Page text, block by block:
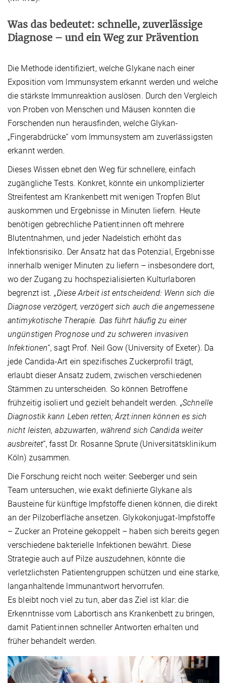
Was das bedeutet: schnelle, zuverlässige
Diagnose – und ein Weg zur Prävention
Die Methode identifiziert, welche Glykane nach einer
Exposition vom Immunsystem erkannt werden und welche
die stärkste Immunreaktion auslösen. Durch den Vergleich
von Proben von Menschen und Mäusen konnten die
Forschenden nun herausfinden, welche Glykan-
„Fingerabdrücke“ vom Immunsystem am zuverlässigsten
erkannt werden.
Dieses Wissen ebnet den Weg für schnellere, einfach
zugängliche Tests. Konkret, könnte ein unkomplizierter
Streifentest am Krankenbett mit wenigen Tropfen Blut
auskommen und Ergebnisse in Minuten liefern. Heute
benötigen gebrechliche Patient:innen oft mehrere
Blutentnahmen, und jeder Nadelstich erhöht das
Infektionsrisiko. Der Ansatz hat das Potenzial, Ergebnisse
innerhalb weniger Minuten zu liefern – insbesondere dort,
wo der Zugang zu hochspezialisierten Kulturlaboren
begrenzt ist. „Diese Arbeit ist entscheidend: Wenn sich die
Diagnose verzögert, verzögert sich auch die angemessene
antimykotische Therapie. Das führt häufig zu einer
ungünstigen Prognose und zu schweren invasiven
Infektionen“, sagt Prof. Neil Gow (University of Exeter). Da
jede Candida-Art ein spezifisches Zuckerprofil trägt,
erlaubt dieser Ansatz zudem, zwischen verschiedenen
Stämmen zu unterscheiden. So können Betroffene
frühzeitig isoliert und gezielt behandelt werden. „Schnelle
Diagnostik kann Leben retten; Ärzt:innen können es sich
nicht leisten, abzuwarten, während sich Candida weiter
ausbreitet“, fasst Dr. Rosanne Sprute (Universitätsklinikum
Köln) zusammen.
Die Forschung reicht noch weiter: Seeberger und sein
Team untersuchen, wie exakt definierte Glykane als
Bausteine für künftige Impfstoffe dienen können, die direkt
an der Pilzoberfläche ansetzen. Glykokonjugat-Impfstoffe
– Zucker an Proteine gekoppelt – haben sich bereits gegen
verschiedene bakterielle Infektionen bewährt. Diese
Strategie auch auf Pilze auszudehnen, könnte die
verletzlichsten Patientengruppen schützen und eine starke,
langanhaltende Immunantwort hervorrufen.
Es bleibt noch viel zu tun, aber das Ziel ist klar: die
Erkenntnisse vom Labortisch ans Krankenbett zu bringen,
damit Patient:innen schneller Antworten erhalten und
früher behandelt werden.